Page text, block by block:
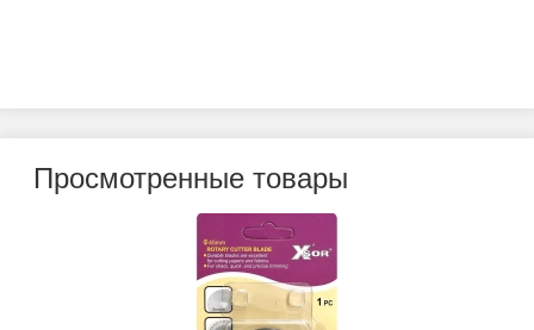
Просмотренные товары